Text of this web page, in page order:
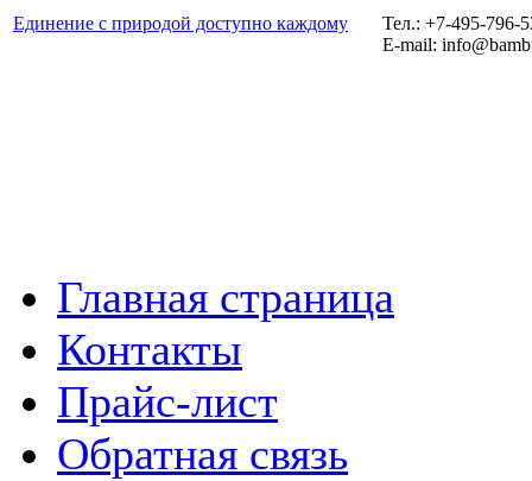
Единение с природой доступно каждому
Тел.: +7-495-796-
E-mail:
Главная страница
Контакты
Прайс-лист
Обратная связь